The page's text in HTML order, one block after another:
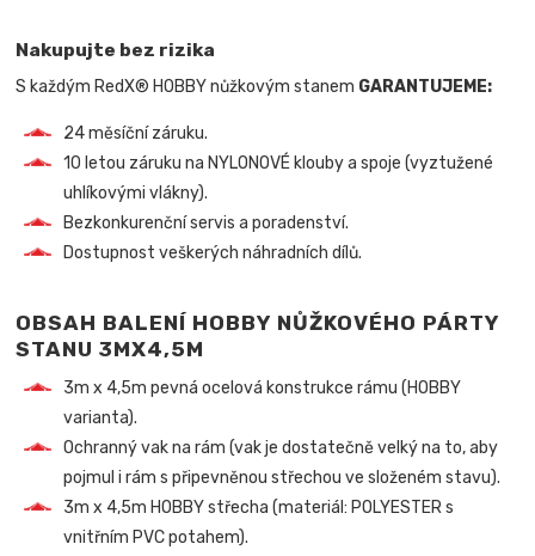
Nakupujte bez rizika
S každým RedX® HOBBY nůžkovým stanem GARANTUJEME:
24 měsíční záruku.
10 letou záruku na NYLONOVÉ klouby a spoje (vyztužené
uhlíkovými vlákny).
Bezkonkurenční servis a poradenství.
Dostupnost veškerých náhradních dílů.
OBSAH BALENÍ HOBBY NŮŽKOVÉHO PÁRTY
STANU 3MX4,5M
3m x 4,5m pevná ocelová konstrukce rámu (HOBBY
varianta).
Ochranný vak na rám (vak je dostatečně velký na to, aby
pojmul i rám s připevněnou střechou ve složeném stavu).
3m x 4,5m HOBBY střecha (materiál: POLYESTER s
vnitřním PVC potahem).